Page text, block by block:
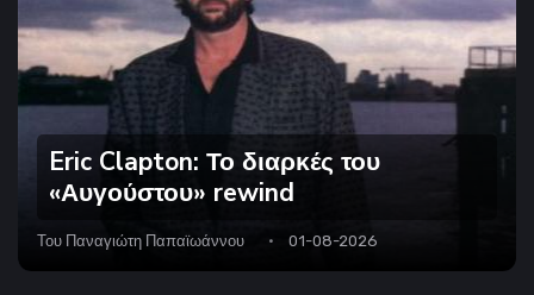
Eric Clapton: Το διαρκές του
«Αυγούστου» rewind
Του Παναγιώτη Παπαϊωάννου 01-08-2026